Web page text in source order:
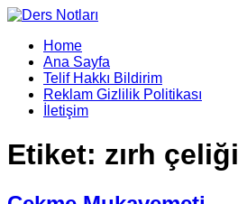
Home
Ana Sayfa
Telif Hakkı Bildirim
Reklam Gizlilik Politikası
İletişim
Etiket: zırh çeliği